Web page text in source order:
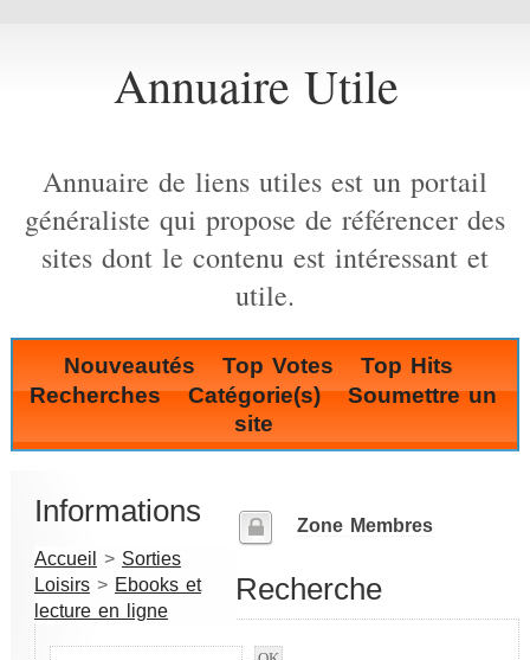
Annuaire Utile
Annuaire de liens utiles est un portail
généraliste qui propose de référencer des
sites dont le contenu est intéressant et
utile.
Nouveautés Top Votes
Top Hits
Recherches
Catégorie(s)
Soumettre un
site
Informations
Accueil > Sorties
Loisirs> Ebooks et
lecture en ligne
Zone Membres
Recherche